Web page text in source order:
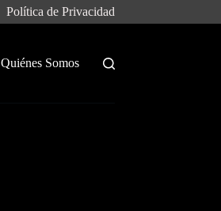
Política de Privacidad
Quiénes Somos